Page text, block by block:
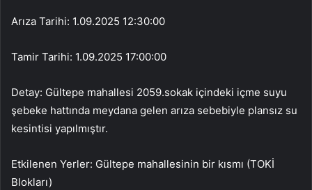
Arıza Tarihi: 1.09.2025 12:30:00
Tamir Tarihi: 1.09.2025 17:00:00
Detay: Gültepe mahallesi 2059.sokak içindeki içme suyu
şebeke hattında meydana gelen arıza sebebiyle plansız su
kesintisi yapılmıştır.
Etkilenen Yerler: Gültepe mahallesinin bir kısmı (TOKİ
Blokları)